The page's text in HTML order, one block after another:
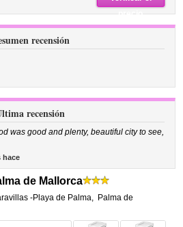
precio
recensión
recensión
was good and plenty, beautiful city to see,
hace
de Mallorca
-Playa de Palma, Palma de